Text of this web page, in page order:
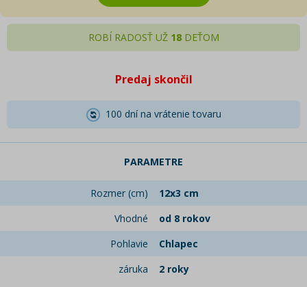
ROBÍ RADOSŤ UŽ 18DEŤOM
Predaj skončil
100 dní na vrátenie tovaru
PARAMETRE
Rozmer (cm)
12x3 cm
Vhodné
od 8 rokov
Pohlavie
Chlapec
záruka
2 roky